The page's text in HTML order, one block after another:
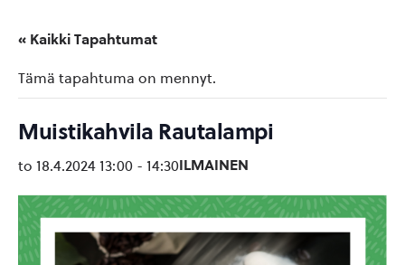
« Kaikki Tapahtumat
Tämä tapahtuma on mennyt.
Muistikahvila Rautalampi
to 18.4.2024 13:00 - 14:30ILMAINEN